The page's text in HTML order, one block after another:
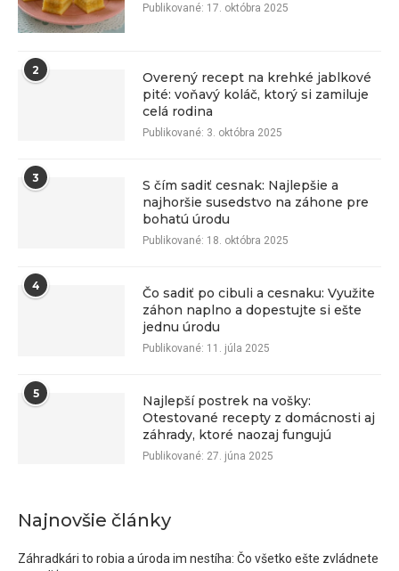
Publikované: 17. októbra 2025
2
Overený recept na krehké jablkové
pité: voňavý koláč, ktorý si zamiluje
celá rodina
Publikované: 3. októbra 2025
3
S čím sadiť cesnak: Najlepšie a
najhoršie susedstvo na záhone pre
bohatú úrodu
Publikované: 18. októbra 2025
4
Čo sadiť po cibuli a cesnaku: Využite
záhon naplno a dopestujte si ešte
jednu úrodu
Publikované: 11. júla 2025
5
Najlepší postrek na vošky:
Otestované recepty z domácnosti aj
záhrady, ktoré naozaj fungujú
Publikované: 27. júna 2025
Najnovšie články
Záhradkári to robia a úroda im nestíha: Čo všetko ešte zvládnete